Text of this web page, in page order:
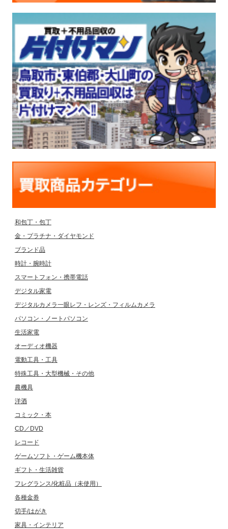
和包丁・包丁
金・プラチナ・ダイヤモンド
ブランド品
時計・腕時計
スマートフォン・携帯電話
デジタル家電
デジタルカメラ一眼レフ・レンズ・フィルムカメラ
パソコン・ノートパソコン
生活家電
オーディオ機器
電動工具・工具
特殊工具・大型機械・その他
農機具
洋酒
コミック・本
CD／DVD
レコード
ゲームソフト・ゲーム機本体
ギフト・生活雑貨
フレグランス/化粧品（未使用）
各種金券
切手/はがき
家具・インテリア